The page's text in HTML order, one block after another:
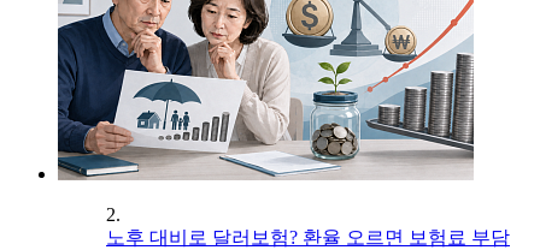
2.
노후 대비로 달러보험? 환율 오르면 보험료 부담